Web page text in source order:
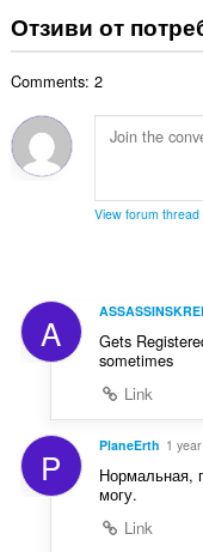
и
:
о
ц
к
и
щ
б
й
о
н
Отзиви от
Comments: 2
View forum thread
A
Gets
sometimes
Link
P PlaneErth 1
Нормальная,
могу.
Link